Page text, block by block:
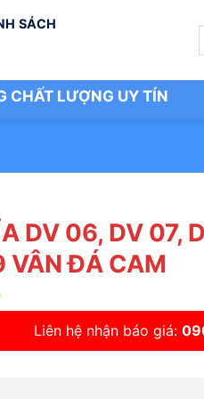
SÁCH
CHẤT LƯỢNG UY TÍN
DV 06, DV 07,
VÂN ĐÁ CAM
Liên hệ nhận báo giá: